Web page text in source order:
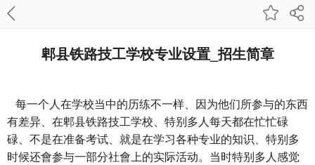
郫县铁路技工学校专业设置_招生简章
每一个人在学校当中的历练不一样、因为他们所参与的东西
有差异、在郫县铁路技工学校、特别多人每天都在忙忙碌
碌、不是在准备考试、就是在学习各种专业的知识、特别多
时候还會参与一部分社會上的实际活动。当时特别多人感觉